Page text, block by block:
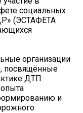
социальных
(ЭСТАФЕТА
организации
посвящённые
ДТП.
и